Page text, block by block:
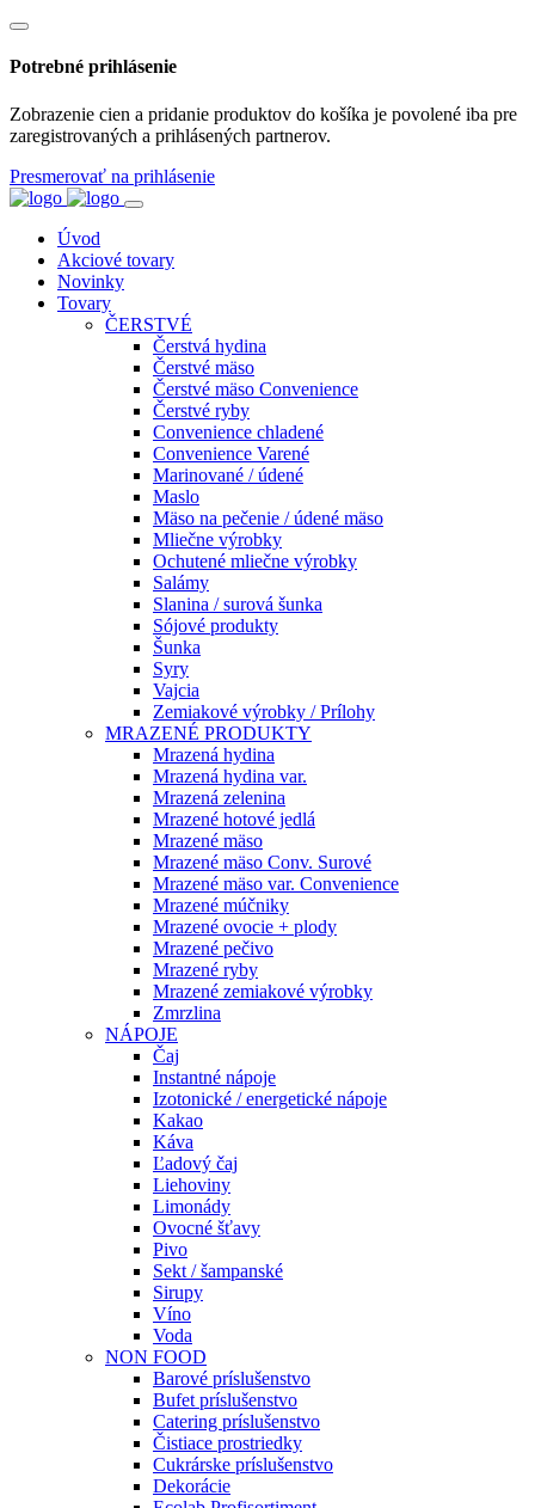
Potrebné prihlásenie
Zobrazenie cien a pridanie produktov do košíka je povolené iba pre
zaregistrovaných a prihlásených partnerov.
Presmerovať na prihlásenie
Úvod
Akciové tovary
Novinky
Tovary
ČERSTVÉ
Čerstvá hydina
Čerstvé mäso
Čerstvé mäso Convenience
Čerstvé ryby
Convenience chladené
Convenience Varené
Marinované / údené
Maslo
Mäso na pečenie / údené mäso
Mliečne výrobky
Ochutené mliečne výrobky
Salámy
Slanina / surová šunka
Sójové produkty
Šunka
Syry
Vajcia
Zemiakové výrobky / Prílohy
MRAZENÉ PRODUKTY
Mrazená hydina
Mrazená hydina var.
Mrazená zelenina
Mrazené hotové jedlá
Mrazené mäso
Mrazené mäso Conv. Surové
Mrazené mäso var. Convenience
Mrazené múčniky
Mrazené ovocie + plody
Mrazené pečivo
Mrazené ryby
Mrazené zemiakové výrobky
Zmrzlina
NÁPOJE
Čaj
Instantné nápoje
Izotonické / energetické nápoje
Kakao
Káva
Ľadový čaj
Liehoviny
Limonády
Ovocné šťavy
Pivo
Sekt / šampanské
Sirupy
Víno
Voda
NON FOOD
Barové príslušenstvo
Bufet príslušenstvo
Catering príslušenstvo
Čistiace prostriedky
Cukrárske príslušenstvo
Dekorácie